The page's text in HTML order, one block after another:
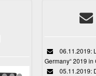
06.11.2019:
Germany“ 2019
05.11.2019: